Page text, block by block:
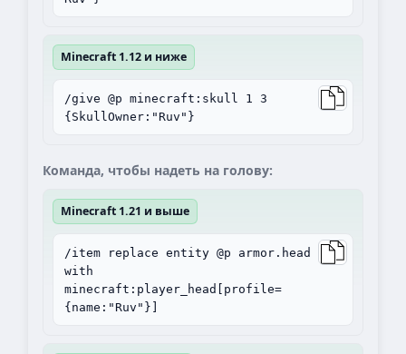
Minecraft 1.12 и ниже
/give @p minecraft:skull 1 3
{SkullOwner:"Ruv"}
Команда, чтобы надеть на голову:
Minecraft 1.21 и выше
/item replace entity @p armor.head
with
minecraft:player_head[profile=
{name:"Ruv"}]